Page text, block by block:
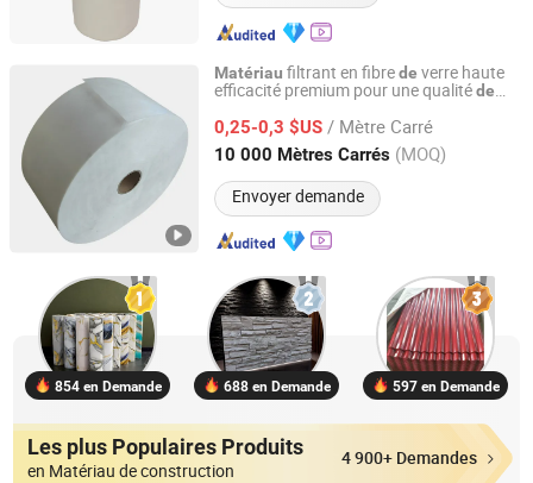
Matériau filtrant en fibrede verre haute
efficacité premium pour une qualitéde
0,25-0,3 $US / Mètre Carré
10 000 Mètres Carrés (MOQ)
Envoyer demande
Nanjing EFG Co., Ltd.
Jiangsu, China Depuis 2007
854 en Demande 688 en Demande 597 en Demande
Les plus Populaires Produits
en Matériau de construction
4 900+ Demandes